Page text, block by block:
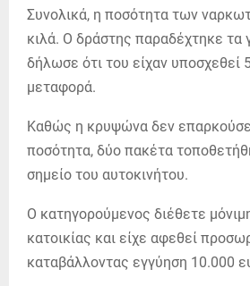
Συνολικά, η ποσότητα των
κιλά. Ο δράστης παραδέχτηκε τα
δήλωσε ότι του είχαν υποσχεθεί
μεταφορά.
Καθώς η κρυψώνα δεν επαρκούσε
ποσότητα, δύο πακέτα
σημείο του αυτοκινήτου.
Ο κατηγορούμενος διέθετε
κατοικίας και είχε αφεθεί
καταβάλλοντας εγγύηση 10.000